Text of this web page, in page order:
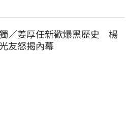
／姜厚任新歡爆黑歷史　楊
光友怒揭內幕